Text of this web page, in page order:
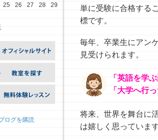
単に受験に合格する
標です。
毎年、卒業生にアン
見受けられます。
「英語を学
「大学へ行
将来、世界を舞台に
は嬉しく思っています
25 26 27 28
29
ログを購読